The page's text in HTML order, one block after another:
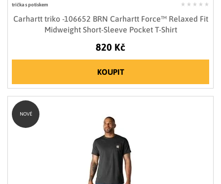
trička s potiskem
Carhartt triko -106652 BRN Carhartt Force™ Relaxed Fit
Midweight Short-Sleeve Pocket T-Shirt
820 Kč
KOUPIT
NOVÉ